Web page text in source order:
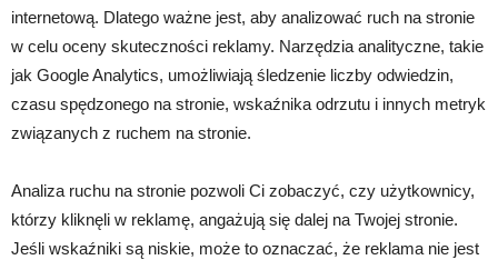
internetową. Dlatego ważne jest, aby analizować ruch na stronie
w celu oceny skuteczności reklamy. Narzędzia analityczne, takie
jak Google Analytics, umożliwiają śledzenie liczby odwiedzin,
czasu spędzonego na stronie, wskaźnika odrzutu i innych metryk
związanych z ruchem na stronie.
Analiza ruchu na stronie pozwoli Ci zobaczyć, czy użytkownicy,
którzy kliknęli w reklamę, angażują się dalej na Twojej stronie.
Jeśli wskaźniki są niskie, może to oznaczać, że reklama nie jest